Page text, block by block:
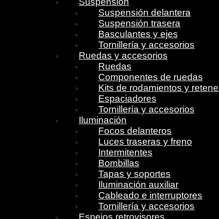
Suspensión delantera
Suspensión trasera
Basculantes y ejes
Tornillería y accesorios
Ruedas y accesorios
Ruedas
Componentes de ruedas
Kits de rodamientos y
Espaciadores
Tornillería y accesorios
Iluminación
Focos delanteros
Luces traseras y freno
Intermitentes
Bombillas
Tapas y soportes
Iluminación auxiliar
Cableado e interruptores
Tornillería y accesorios
Espejos retrovisores